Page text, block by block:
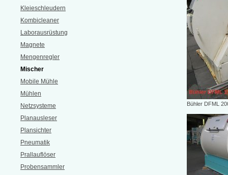
Kleieschleudern
Kombicleaner
Laborausrüstung
Magnete
Mengenregler
Mischer
Mobile Mühle
Mühlen
Netzsysteme
Planausleser
Plansichter
Pneumatik
Prallauflöser
Probensammler
Bühler DFML